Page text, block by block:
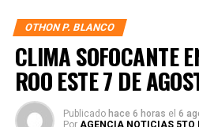
de las acciones implementadas
oportunidad detectadas por el
fortaleciendo así la gestión
decisiones basada en
OTHON P. BLANCO
CLIMA SOFOCANTE
ROO ESTE 7 DE
Publicado hace 6 horas el 6
Por AGENCIA NOTICIAS 5TO